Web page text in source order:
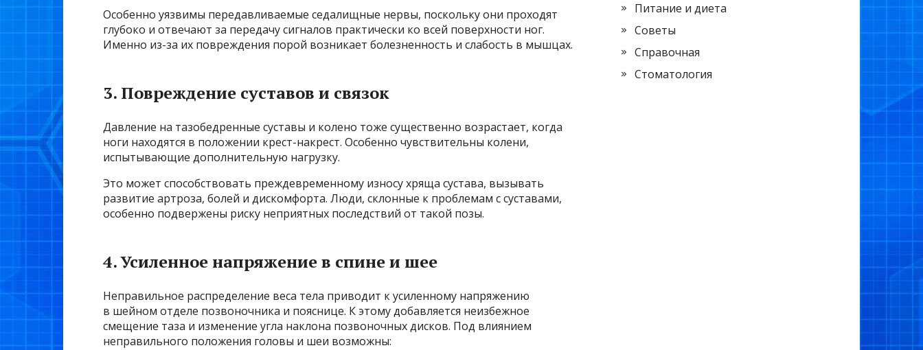
Особенно уязвимы передавливаемые седалищные нервы, поскольку они проходят
глубоко и отвечают за передачу сигналов практически ко всей поверхности ног.
Именно из-за их повреждения порой возникает болезненность и слабость в мышцах.
3. Повреждение суставов и связок
Давление на тазобедренные суставы и колено тоже существенно возрастает, когда
ноги находятся в положении крест-накрест. Особенно чувствительны колени,
испытывающие дополнительную нагрузку.
Это может способствовать преждевременному износу хряща сустава, вызывать
развитие артроза, болей и дискомфорта. Люди, склонные к проблемам с суставами,
особенно подвержены риску неприятных последствий от такой позы.
4. Усиленное напряжение в спине и шее
Неправильное распределение веса тела приводит к усиленному напряжению
в шейном отделе позвоночника и пояснице. К этому добавляется неизбежное
смещение таза и изменение угла наклона позвоночных дисков. Под влиянием
неправильного положения головы и шеи возможны:
Питание и диета
Советы
Справочная
Стоматология